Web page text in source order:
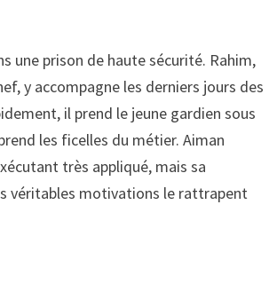
une prison de haute sécurité. Rahim,
y accompagne les derniers jours des
il prend le jeune gardien sous
les ficelles du métier. Aiman
très appliqué, mais sa
véritables motivations le rattrapent